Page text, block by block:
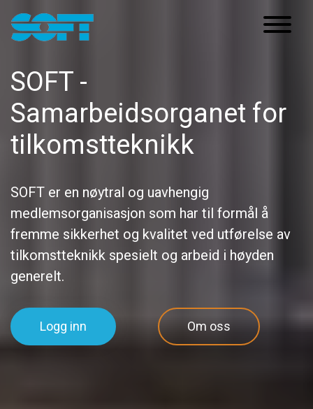
Main Navigation
SOFT -
Samarbeidsorganet for
tilkomstteknikk
SOFT er en nøytral og uavhengig
medlemsorganisasjon som har til formål å
fremme sikkerhet og kvalitet ved utførelse av
tilkomstteknikk spesielt og arbeid i høyden
generelt.
Logg inn Om oss